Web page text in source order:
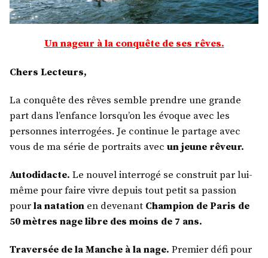
Un nageur à la conquête de ses rêves.
Chers Lecteurs,
La conquête des rêves semble prendre une grande
part dans l’enfance lorsqu’on les évoque avec les
personnes interrogées. Je continue le partage avec
vous de ma série de portraits avec un jeune rêveur.
Autodidacte. Le nouvel interrogé se construit par lui-
même pour faire vivre depuis tout petit sa passion
pourla natation en devenant Champion de Paris de
50 mètres nage libre des moins de 7 ans.
Traversée de la Manche à la nage. Premier défi pour